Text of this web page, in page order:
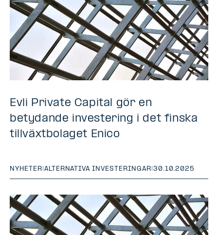
Evli Private Capital gör en
betydande investering i det finska
tillväxtbolaget Enico
NYHETER|ALTERNATIVA INVESTERINGAR|30.10.2025